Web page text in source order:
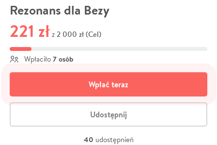
Rezonans dla Bezy
221 zł z 2 000 zł (Cel)
Wpłaciło 7 osób
Wpłać teraz
Udostępnij
40 udostępnień